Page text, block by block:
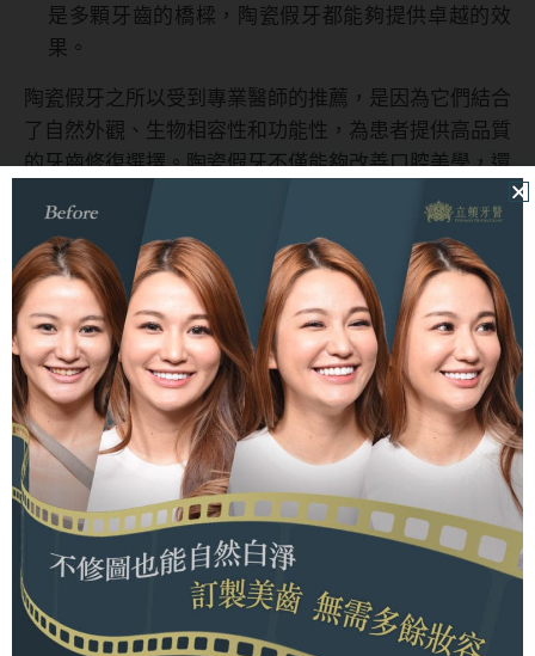
是多顆牙齒的橋樑，陶瓷假牙都能夠提供卓越的效
果。
陶瓷假牙之所以受到專業醫師的推薦，是因為它們結合
了自然外觀、生物相容性和功能性，為患者提供高品質
的牙齒修復選擇。陶瓷假牙不僅能夠改善口腔美學，還
能提供長期的舒適和耐用性。
陶瓷假牙運用範圍有哪些？
陶瓷假牙具有廣泛的應用範圍，可以用於不同的情況和
不同的位置。具體選擇使用哪種陶瓷材料通常取決於患
者的需要以及修復的位置。以下是陶瓷假牙的應用範圍
和材料選擇的一些示例：
全瓷冠
：全瓷冠因其自然的色澤和外觀而廣泛用於
前牙的修復。它們能夠很好地模擬真實的牙齒外
觀，使其成為改善美學效果的理想選擇。全瓷冠雖
然美觀，但硬度相對較低，因此通常不建議用於後
牙的修復，因為後牙需要更高的耐磨性。
全鋯冠：全鋯冠具有出色的硬度和耐磨性，因此適